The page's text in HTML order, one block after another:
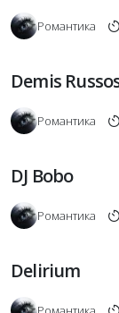
Романтика
Demis
Романтика
DJ Bobo
Романтика
Delirium